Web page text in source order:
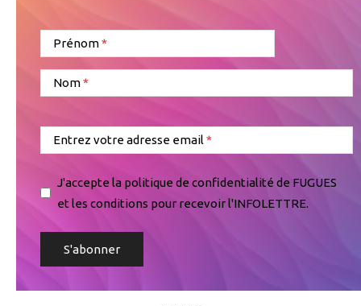
Prénom
Nom
Entrez votre adresse email
J'accepte la politique de confidentialité de FUGUES
et les conditions pour recevoir l'INFOLETTRE.